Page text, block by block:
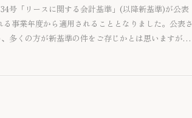
号「リースに関する会計基準」(以降新基準)が公表
事業年度から適用されることとなりました。公表さ
多くの方が新基準の件をご存じかとは思いますが、